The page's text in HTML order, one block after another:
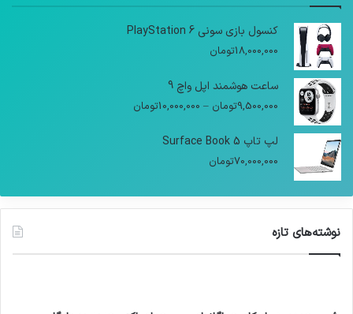
کنسول بازی سونی PlayStation 6
18,000,000تومان
ساعت هوشمند اپل واچ 9
9,500,000تومان –
10,000,000تومان
لپ تاپ Surface Book 5
70,000,000تومان
نوشته‌های تازه